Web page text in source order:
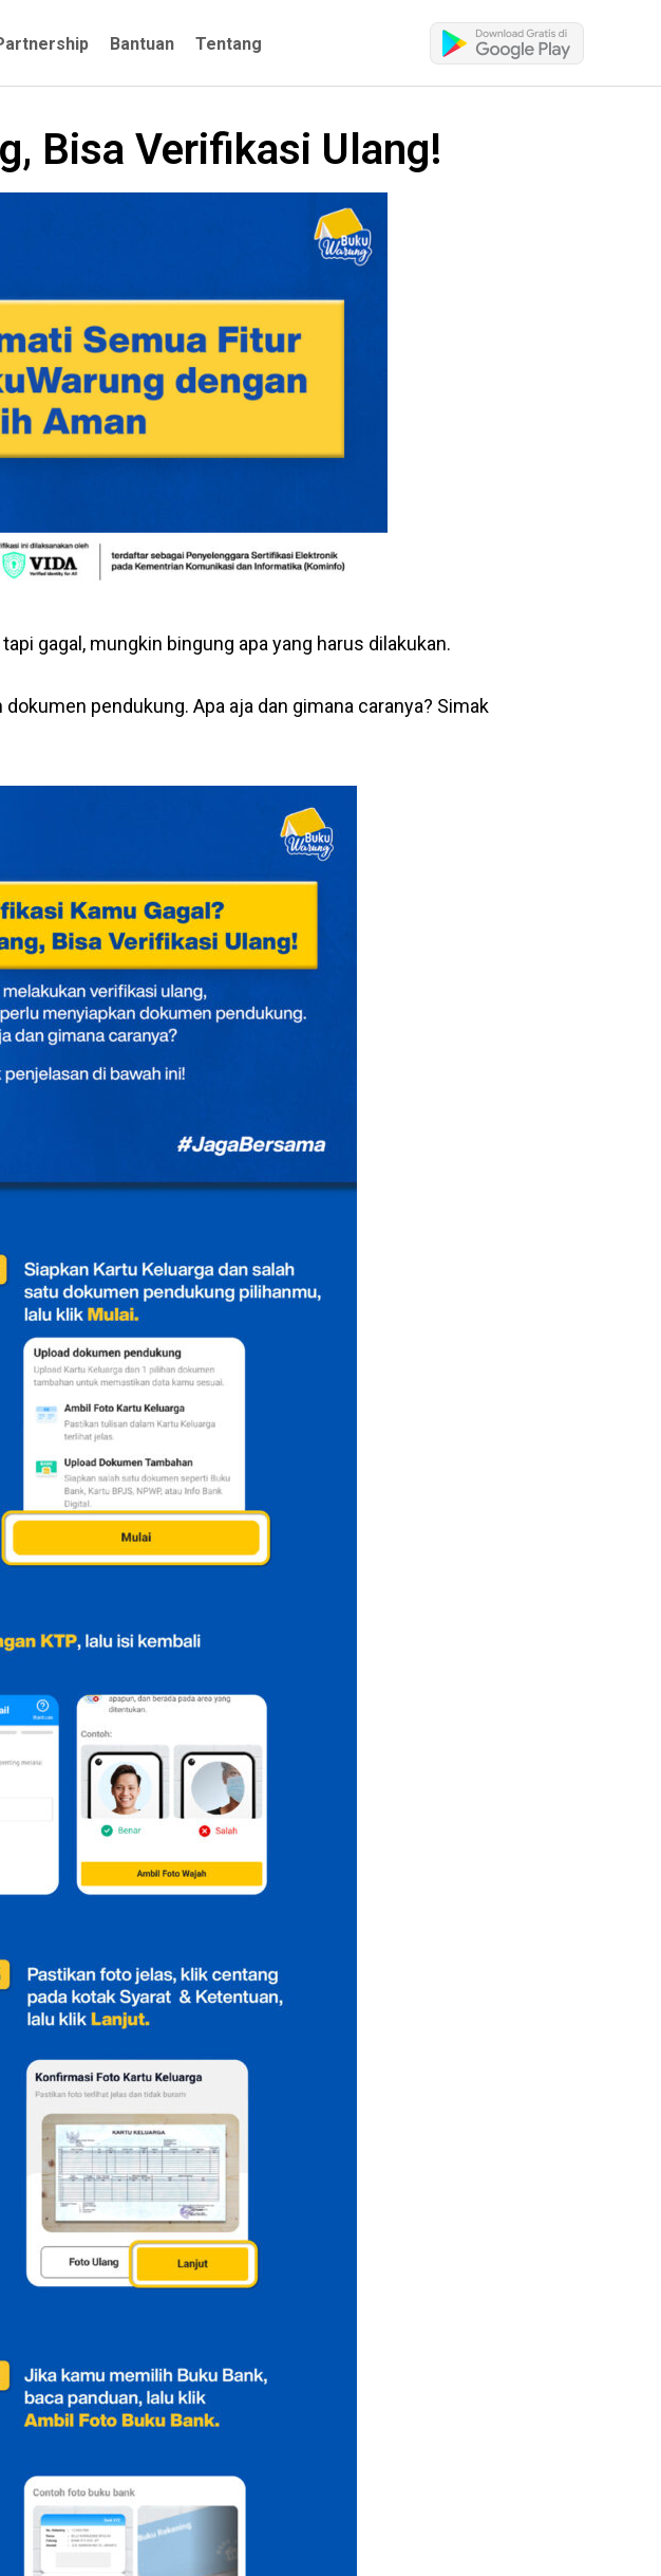
Bantuan Tentang
Bisa Verifikasi Ulang!
gagal, mungkin bingung apa yang harus dilakukan.
pendukung. Apa aja dan gimana caranya? Simak